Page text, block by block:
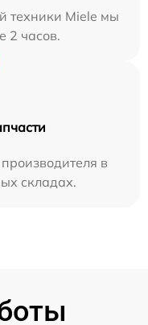
техники Miele мы
2 часов.
в
складах.